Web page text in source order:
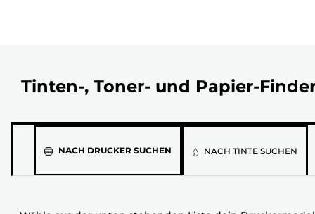
Tinten-, Toner- und Papier-
NACH DRUCKER SUCHENWähleNACH TINTE SUCHEN